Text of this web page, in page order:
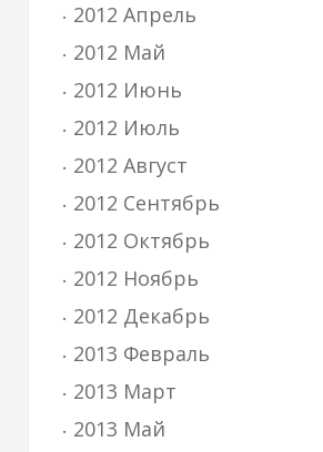
2012 Апрель
2012 Май
2012 Июнь
2012 Июль
2012 Август
2012 Сентябрь
2012 Октябрь
2012 Ноябрь
2012 Декабрь
2013 Февраль
2013 Март
2013 Май